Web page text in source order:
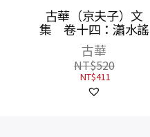
古華（京夫子）文
集 卷十四：瀟水謠
古華
NT$520
NT$411